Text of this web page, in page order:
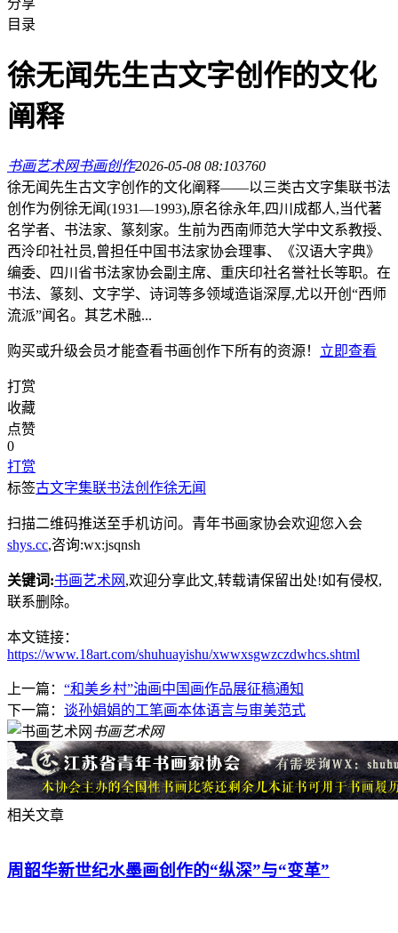
目录
徐无闻先生古文字创作的文化
阐释
书画艺术网书画创作2026-05-08 08:103760
徐无闻先生古文字创作的文化阐释——以三类古文字集联书法
创作为例徐无闻(1931—1993),原名徐永年,四川成都人,当代著
名学者、书法家、篆刻家。生前为西南师范大学中文系教授、
西泠印社社员,曾担任中国书法家协会理事、《汉语大字典》
编委、四川省书法家协会副主席、重庆印社名誉社长等职。在
书法、篆刻、文字学、诗词等多领域造诣深厚,尤以开创“西师
流派”闻名。其艺术融...
购买或升级会员才能查看书画创作下所有的资源！ 立即查看
打赏
收藏
点赞
0
打赏
标签古文字集联书法创作徐无闻
扫描二维码推送至手机访问。青年书画家协会欢迎您入会
shys.cc,咨询:wx:jsqnsh
关键词:书画艺术网 ,欢迎分享此文,转载请保留出处!如有侵权,
联系删除。
本文链接：
https://www.18art.com/shuhuayishu/xwwxsgwzczdwhcs.shtml
上一篇： “和美乡村”油画中国画作品展征稿通知
下一篇： 谈孙娟娟的工笔画本体语言与审美范式
书画艺术网
相关文章
周韶华新世纪水墨画创作的“纵深”与“变革”